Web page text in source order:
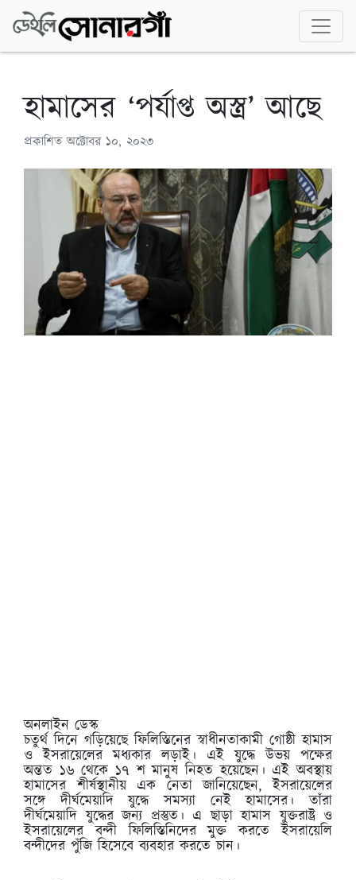
হামাসের ‘পর্যাপ্ত অস্ত্র’ আছে
প্রকাশিতঅক্টোবর ১০, ২০২৩
অনলাইন ডেস্ক
চতুর্থ দিনে গড়িয়েছে ফিলিস্তিনের স্বাধীনতাকামী গোষ্ঠী হামাস
ও ইসরায়েলের মধ্যকার লড়াই। এই যুদ্ধে উভয় পক্ষের
অন্তত ১৬ থেকে ১৭ শ মানুষ নিহত হয়েছেন। এই অবস্থায়
হামাসের শীর্ষস্থানীয় এক নেতা জানিয়েছেন, ইসরায়েলের
সঙ্গে দীর্ঘমেয়াদি যুদ্ধে সমস্যা নেই হামাসের। তাঁরা
দীর্ঘমেয়াদি যুদ্ধের জন্য প্রস্তুত। এ ছাড়া হামাস যুক্তরাষ্ট্র ও
ইসরায়েলের বন্দী ফিলিস্তিনিদের মুক্ত করতে ইসরায়েলি
বন্দীদের পুঁজি হিসেবে ব্যবহার করতে চান।